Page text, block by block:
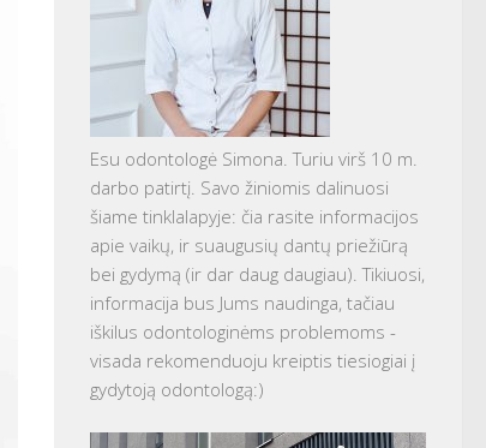
Esu odontologė Simona. Turiu virš 10 m.
darbo patirtį. Savo žiniomis dalinuosi
šiame tinklalapyje: čia rasite informacijos
apie vaikų, ir suaugusių dantų priežiūrą
bei gydymą (ir dar daug daugiau). Tikiuosi,
informacija bus Jums naudinga, tačiau
iškilus odontologinėms problemoms -
visada rekomenduoju kreiptis tiesiogiai į
gydytoją odontologą:)